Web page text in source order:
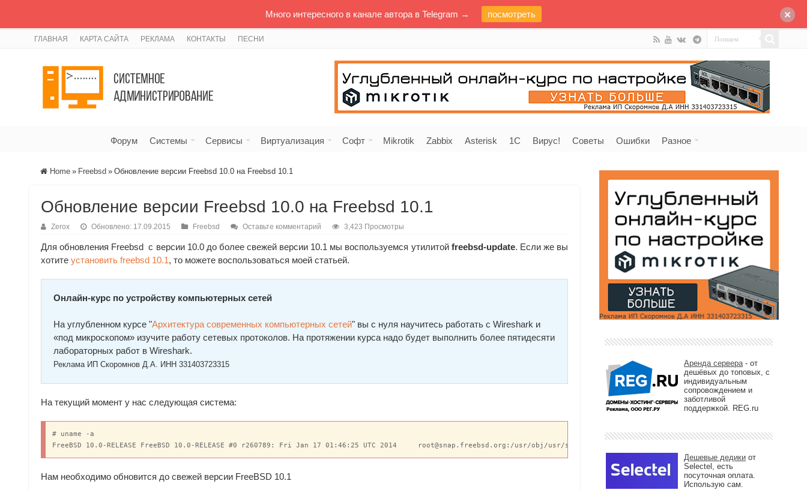
ГЛАВНАЯ КАРТА САЙТА РЕКЛАМА КОНТАКТЫ ПЕСНИ
Форум Системы Сервисы Виртуализация Софт Mikrotik Zabbix Asterisk 1C Вирус! Советы Ошибки Разное
Home » Freebsd » Обновление версии Freebsd 10.0 на Freebsd 10.1
Обновление версии Freebsd 10.0 на Freebsd 10.1
Zerox Обновлено: 17.09.2015 Freebsd Оставьте комментарий 3,423 Просмотры
Для обновления Freebsd с версии 10.0 до более свежей версии 10.1 мы воспользуемся утилитой freebsd-update. Если же вы
хотите установить freebsd 10.1, то можете воспользоваться моей статьей.
Онлайн-курс по устройству компьютерных сетей
На углубленном курсе "Архитектура современных компьютерных сетей" вы с нуля научитесь работать с Wireshark и
«под микроскопом» изучите работу сетевых протоколов. На протяжении курса надо будет выполнить более пятидесяти
лабораторных работ в Wireshark.
Реклама ИП Скоромнов Д.А. ИНН 331403723315
На текущий момент у нас следующая система:
# uname -a
FreeBSD 10.0-RELEASE FreeBSD 10.0-RELEASE #0 r260789: Fri Jan 17 01:46:25 UTC 2014     root@snap.freebsd.org:/usr/obj/usr/src/sys/GENERIC  i386
Нам необходимо обновится до свежей версии FreeBSD 10.1
Аренда сервера- от
дешёвых до топовых, с
индивидуальным
сопровождением и
заботливой
поддержкой. REG.ru
Дешевые дедики от
Selectel, есть
посуточная оплата.
Использую сам.
Много интересного в канале автора в Telegram → посмотреть